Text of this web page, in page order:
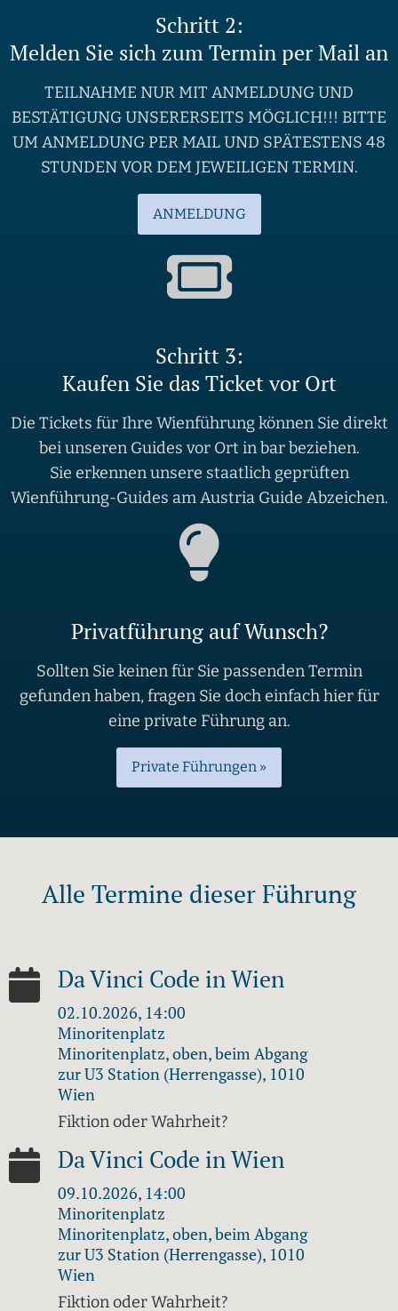
Schritt 2:
Melden Sie sich zum Termin per Mail an
TEILNAHME NUR MIT ANMELDUNG UND
BESTÄTIGUNG UNSERERSEITS MÖGLICH!!! BITTE
UM ANMELDUNG PER MAIL UND SPÄTESTENS 48
STUNDEN VOR DEM JEWEILIGEN TERMIN.
ANMELDUNG
Schritt 3:
Kaufen Sie das Ticket vor Ort
Die Tickets für Ihre Wienführung können Sie direkt
bei unseren Guides vor Ort in bar beziehen.
Sie erkennen unsere staatlich geprüften
Wienführung-Guides am Austria Guide Abzeichen.
Privatführung auf Wunsch?
Sollten Sie keinen für Sie passenden Termin
gefunden haben, fragen Sie doch einfach hier für
eine private Führung an.
Private Führungen »
Alle Termine dieser Führung
Da Vinci Code in Wien
02.10.2026, 14:00
Minoritenplatz
Minoritenplatz, oben, beim Abgang
zur U3 Station (Herrengasse), 1010
Wien
Fiktion oder Wahrheit?
Da Vinci Code in Wien
09.10.2026, 14:00
Minoritenplatz
Minoritenplatz, oben, beim Abgang
zur U3 Station (Herrengasse), 1010
Wien
Fiktion oder Wahrheit?